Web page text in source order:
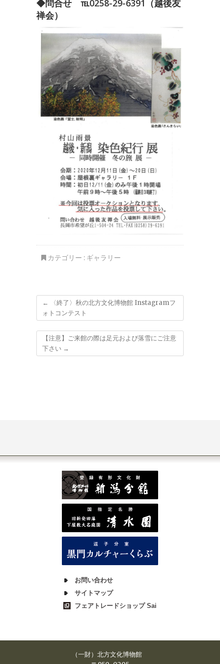
◆問合せ ℡0258-29-6391（越後友
禅会）
カテゴリー : ギャラリー
←
〈終了〉秋の北方文化博物館 Instagramフ
ォトコンテスト
【注意】ご来館の際は足元および落雪にご注意
下さい →
お問い合わせ
サイトマップ
フェアトレードショップ Sai
（一財）北方文化博物館